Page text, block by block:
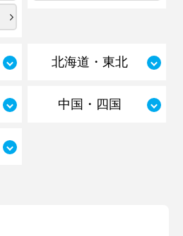
北海道・東北
中国・四国